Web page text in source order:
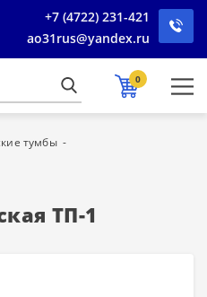
+7 (4722) 231-421
ao31rus@yandex.ru
0
тумбы
ТП-1